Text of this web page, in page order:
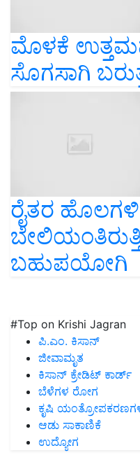
ಮೊಳಕೆ
ಸೊಗಸಾಗಿ
ರೈತರ
ಬಹುಪಯೋಗಿ
#Top on Krishi Jagran
ಪಿ.ಎಂ. ಕಿಸಾನ್
ಜೀವಾಮೃತ
ಕಿಸಾನ್ ಕ್ರೇಡಿಟ್ ಕಾರ್ಡ್
ಬೆಳೆಗಳ ರೋಗ
ಕೃಷಿ
ಆಡು ಸಾಕಾಣಿಕೆ
ಉದ್ಯೋಗ